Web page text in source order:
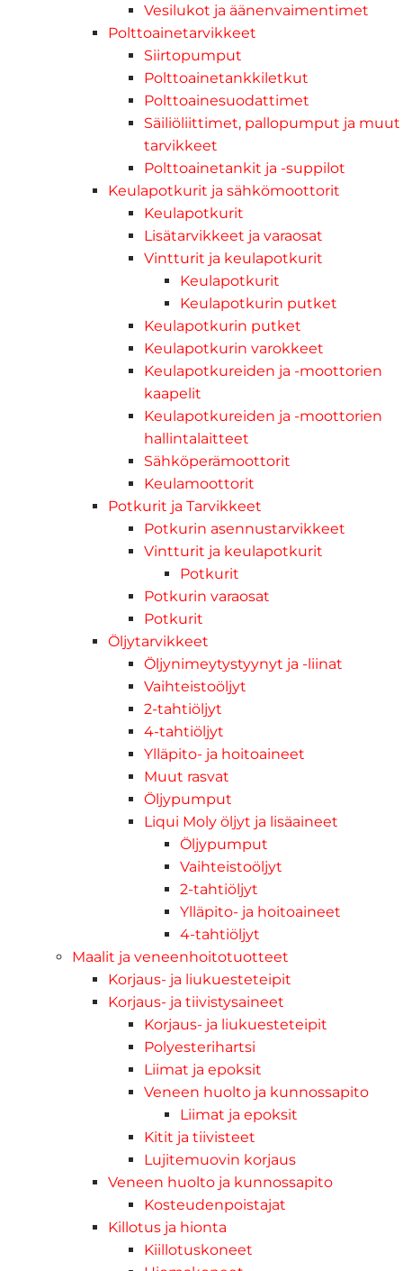
Vesilukot ja äänenvaimentimet
Polttoainetarvikkeet
Siirtopumput
Polttoainetankkiletkut
Polttoainesuodattimet
Säiliöliittimet, pallopumput ja muut
tarvikkeet
Polttoainetankit ja -suppilot
Keulapotkurit ja sähkömoottorit
Keulapotkurit
Lisätarvikkeet ja varaosat
Vintturit ja keulapotkurit
Keulapotkurit
Keulapotkurin putket
Keulapotkurin putket
Keulapotkurin varokkeet
Keulapotkureiden ja -moottorien
kaapelit
Keulapotkureiden ja -moottorien
hallintalaitteet
Sähköperämoottorit
Keulamoottorit
Potkurit ja Tarvikkeet
Potkurin asennustarvikkeet
Vintturit ja keulapotkurit
Potkurit
Potkurin varaosat
Potkurit
Öljytarvikkeet
Öljynimeytystyynyt ja -liinat
Vaihteistoöljyt
2-tahtiöljyt
4-tahtiöljyt
Ylläpito- ja hoitoaineet
Muut rasvat
Öljypumput
Liqui Moly öljyt ja lisäaineet
Öljypumput
Vaihteistoöljyt
2-tahtiöljyt
Ylläpito- ja hoitoaineet
4-tahtiöljyt
Maalit ja veneenhoitotuotteet
Korjaus- ja liukuesteteipit
Korjaus- ja tiivistysaineet
Korjaus- ja liukuesteteipit
Polyesterihartsi
Liimat ja epoksit
Veneen huolto ja kunnossapito
Liimat ja epoksit
Kitit ja tiivisteet
Lujitemuovin korjaus
Veneen huolto ja kunnossapito
Kosteudenpoistajat
Killotus ja hionta
Kiillotuskoneet